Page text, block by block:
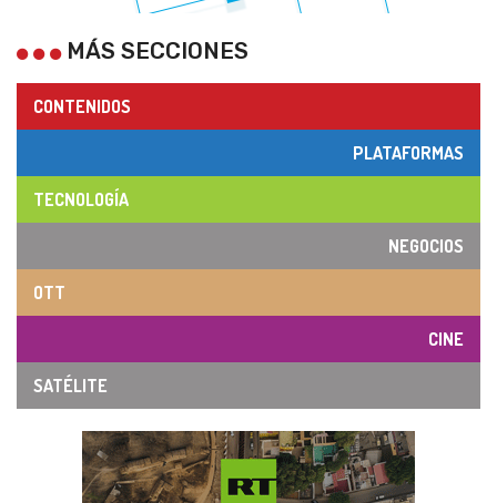
MÁS SECCIONES
CONTENIDOS
PLATAFORMAS
TECNOLOGÍA
NEGOCIOS
OTT
CINE
SATÉLITE